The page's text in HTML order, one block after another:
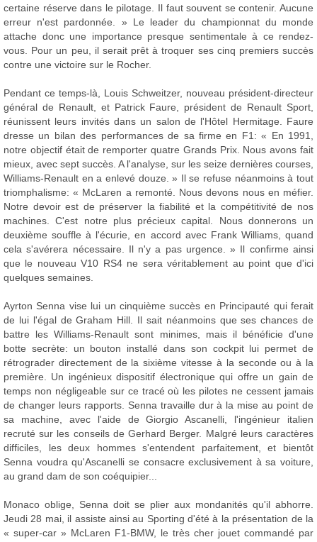
certaine réserve dans le pilotage. Il faut souvent se contenir. Aucune
erreur n'est pardonnée. » Le leader du championnat du monde
attache donc une importance presque sentimentale à ce rendez-
vous. Pour un peu, il serait prêt à troquer ses cinq premiers succès
contre une victoire sur le Rocher.
Pendant ce temps-là, Louis Schweitzer, nouveau président-directeur
général de Renault, et Patrick Faure, président de Renault Sport,
réunissent leurs invités dans un salon de l'Hôtel Hermitage. Faure
dresse un bilan des performances de sa firme en F1: « En 1991,
notre objectif était de remporter quatre Grands Prix. Nous avons fait
mieux, avec sept succès. A l'analyse, sur les seize dernières courses,
Williams-Renault en a enlevé douze. » Il se refuse néanmoins à tout
triomphalisme: « McLaren a remonté. Nous devons nous en méfier.
Notre devoir est de préserver la fiabilité et la compétitivité de nos
machines. C'est notre plus précieux capital. Nous donnerons un
deuxième souffle à l'écurie, en accord avec Frank Williams, quand
cela s'avérera nécessaire. Il n'y a pas urgence. » Il confirme ainsi
que le nouveau V10 RS4 ne sera véritablement au point que d'ici
quelques semaines.
Ayrton Senna vise lui un cinquième succès en Principauté qui ferait
de lui l'égal de Graham Hill. Il sait néanmoins que ses chances de
battre les Williams-Renault sont minimes, mais il bénéficie d'une
botte secrète: un bouton installé dans son cockpit lui permet de
rétrograder directement de la sixième vitesse à la seconde ou à la
première. Un ingénieux dispositif électronique qui offre un gain de
temps non négligeable sur ce tracé où les pilotes ne cessent jamais
de changer leurs rapports. Senna travaille dur à la mise au point de
sa machine, avec l'aide de Giorgio Ascanelli, l'ingénieur italien
recruté sur les conseils de Gerhard Berger. Malgré leurs caractères
difficiles, les deux hommes s'entendent parfaitement, et bientôt
Senna voudra qu'Ascanelli se consacre exclusivement à sa voiture,
au grand dam de son coéquipier...
Monaco oblige, Senna doit se plier aux mondanités qu'il abhorre.
Jeudi 28 mai, il assiste ainsi au Sporting d'été à la présentation de la
« super-car » McLaren F1-BMW, le très cher jouet commandé par